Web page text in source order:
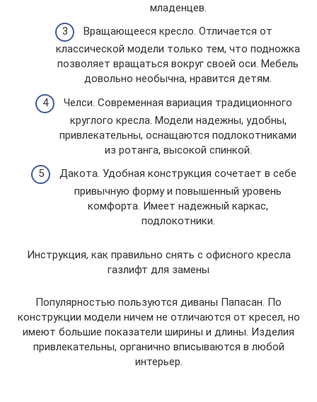
младенцев.
Вращающееся кресло. Отличается от
классической модели только тем, что подножка
позволяет вращаться вокруг своей оси. Мебель
довольно необычна, нравится детям.
Челси. Современная вариация традиционного
круглого кресла. Модели надежны, удобны,
привлекательны, оснащаются подлокотниками
из ротанга, высокой спинкой.
Дакота. Удобная конструкция сочетает в себе
привычную форму и повышенный уровень
комфорта. Имеет надежный каркас,
подлокотники.
Инструкция, как правильно снять с офисного кресла
газлифт для замены
Популярностью пользуются диваны Папасан. По
конструкции модели ничем не отличаются от кресел, но
имеют большие показатели ширины и длины. Изделия
привлекательны, органично вписываются в любой
интерьер.